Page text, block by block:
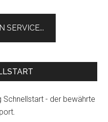
SERVICE...
Schnellstart - der bewährte
.